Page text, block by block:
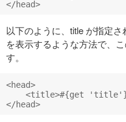
以下のように、title が指定さ
を表示するような方法で、
す。
<head>
<title>#{get